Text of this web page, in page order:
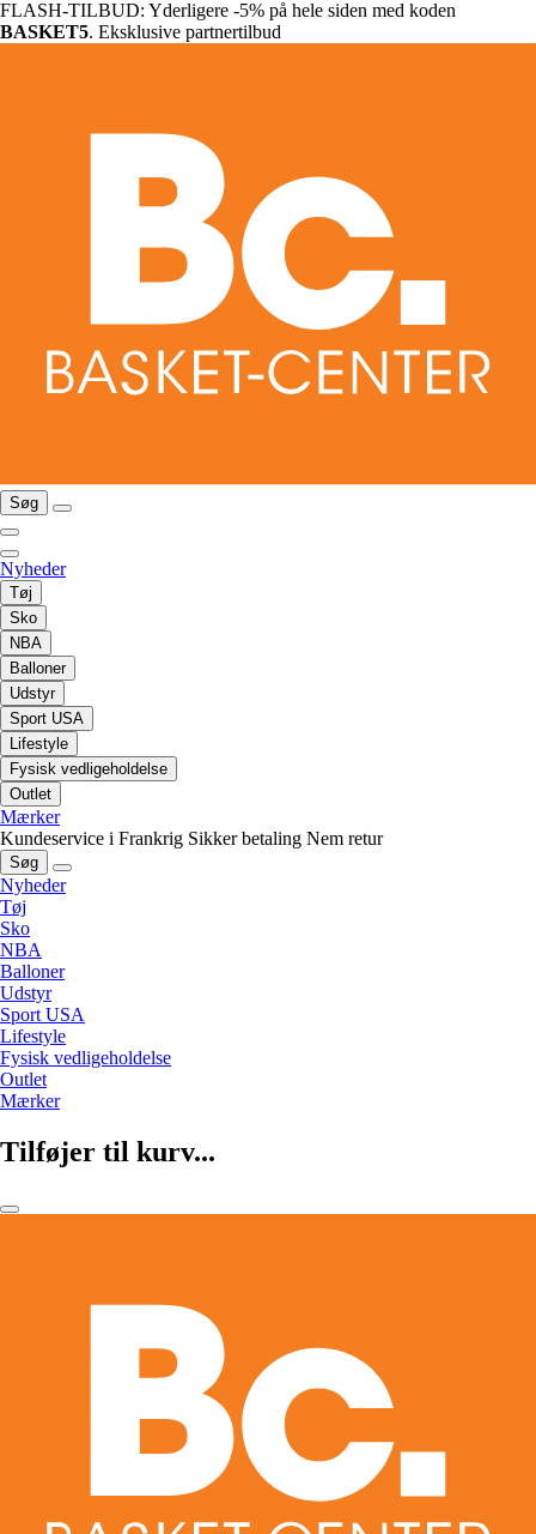
FLASH-TILBUD: Yderligere -5% på hele siden med koden
BASKET5. Eksklusive partnertilbud
Søg
Nyheder
Tøj
Sko
NBA
Balloner
Udstyr
Sport USA
Lifestyle
Fysisk vedligeholdelse
Outlet
Mærker
Kundeservice i Frankrig Sikker betaling Nem retur
Søg
Nyheder
Tøj
Sko
NBA
Balloner
Udstyr
Sport USA
Lifestyle
Fysisk vedligeholdelse
Outlet
Mærker
Tilføjer til kurv...